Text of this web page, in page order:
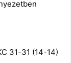
31-31 (14-14)